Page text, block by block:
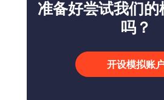
准备好尝试我们的
吗？
开设模拟账